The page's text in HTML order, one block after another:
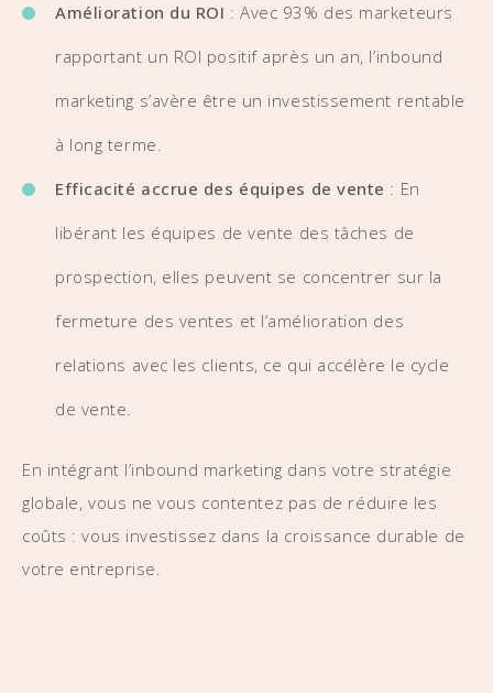
Amélioration du ROI : Avec 93% des marketeurs
rapportant un ROI positif après un an, l’inbound
marketing s’avère être un investissement rentable
à long terme.
Efficacité accrue des équipes de vente : En
libérant les équipes de vente des tâches de
prospection, elles peuvent se concentrer sur la
fermeture des ventes et l’amélioration des
relations avec les clients, ce qui accélère le cycle
de vente.
En intégrant l’inbound marketing dans votre stratégie
globale, vous ne vous contentez pas de réduire les
coûts : vous investissez dans la croissance durable de
votre entreprise.